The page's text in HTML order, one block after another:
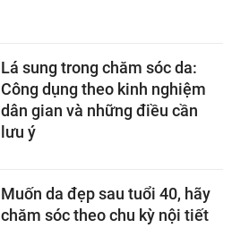
Lá sung trong chăm sóc da:
Công dụng theo kinh nghiệm
dân gian và những điều cần
lưu ý
Muốn da đẹp sau tuổi 40, hãy
chăm sóc theo chu kỳ nội tiết